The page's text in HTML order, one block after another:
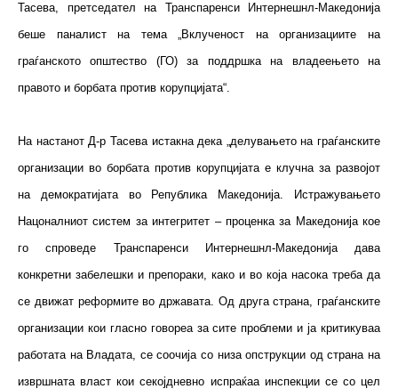
Тасева, претседател на Транспаренси Интернешнл-Македонија
беше паналист на тема „Вклученост на организациите на
граѓанското општество (ГО) за поддршка на владеењето на
правото и борбата против корупцијата“.
На настанот Д-р Тасева истакна дека „делувањето на граѓанските
организации во борбата против корупцијата е клучна за развојот
на демократијата во Република Македонија. Истражувањето
Нацоналниот систем за интегритет – проценка за Македонија кое
го спроведе Транспаренси Интернешнл-Македонија дава
конкретни забелешки и препораки, како и во која насока треба да
се движат реформите во државата. Од друга страна, граѓанските
организации кои гласно говореа за сите проблеми и ја критикуваа
работата на Владата, се соочија со низа опструкции од страна на
извршната власт кои секојдневно испраќаа инспекции се со цел